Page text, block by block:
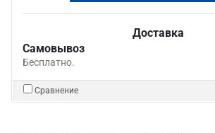
Доставка
Самовывоз
Бесплатно.
Сравнение